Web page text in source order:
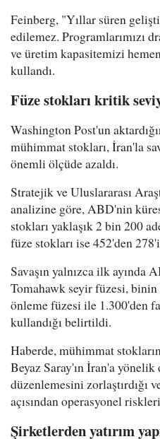
Feinberg, "Yıllar süren
edilemez. Programlarımızı
ve üretim kapasitemizi
kullandı.
Füze stokları kritik
Washington Post'un
mühimmat stokları, İran'la
önemli ölçüde azaldı.
Stratejik ve Uluslararası
analizine göre, ABD'nin
stokları yaklaşık 2 bin 200
füze stokları ise 452'den
Savaşın yalnızca ilk ayında
Tomahawk seyir füzesi,
önleme füzesi ile 1.300'den
kullandığı belirtildi.
Haberde, mühimmat
Beyaz Saray'ın İran'a yönelik
düzenlemesini
açısından operasyonel
Şirketlerden yatırım